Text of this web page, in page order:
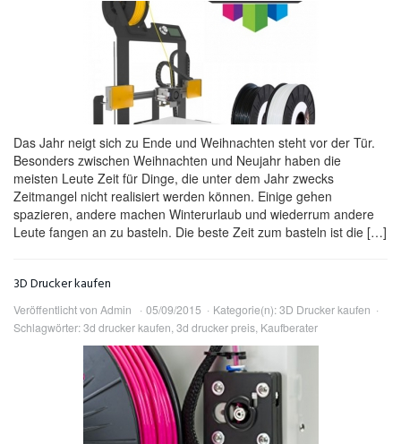
Das Jahr neigt sich zu Ende und Weihnachten steht vor der Tür.
Besonders zwischen Weihnachten und Neujahr haben die
meisten Leute Zeit für Dinge, die unter dem Jahr zwecks
Zeitmangel nicht realisiert werden können. Einige gehen
spazieren, andere machen Winterurlaub und wiederrum andere
Leute fangen an zu basteln. Die beste Zeit zum basteln ist die […]
3D Drucker kaufen
Veröffentlicht von Admin 05/09/2015 Kategorie(n):3D Drucker kaufen
Schlagwörter:3d drucker kaufen, 3d drucker preis, Kaufberater